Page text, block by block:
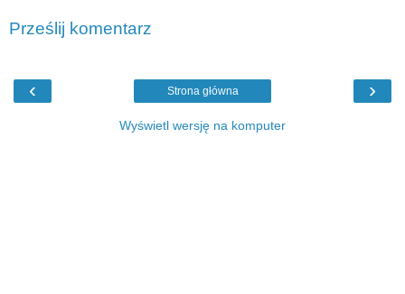
Prześlij komentarz
‹ ›
Strona główna
Wyświetl wersję na komputer